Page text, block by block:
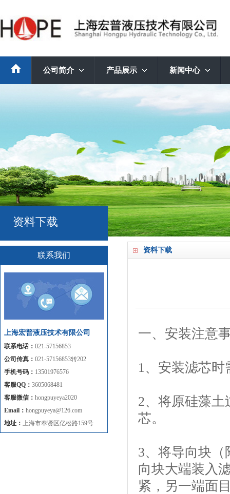
公司简介 产品展示 新闻中心
资料下载
一、安装注意
1、安装滤芯
2、将原硅藻
芯。
3、将导向块
向块大端装入
紧，另一端面
资料下载
联系我们
上海宏普液压技术有限公司
联系电话： 021-57156853
公司传真： 021-57156853转202
手机号码： 13501976576
客服QQ： 3605068481
客服微信： hongpuyeya2020
Email： hongpuyeya@126.com
地址： 上海市奉贤区亿松路159号